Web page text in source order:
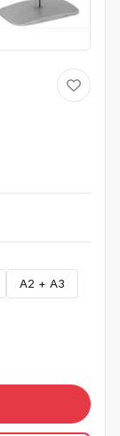
A2 + A3